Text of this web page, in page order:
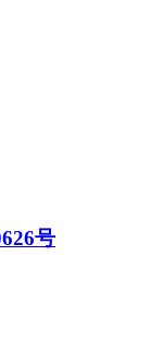
号